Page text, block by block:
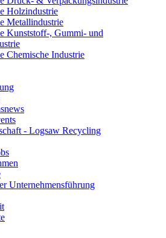
Holzindustrie
Metallindustrie
Kunststoff-, Gummi- und
Chemische Industrie
- Logsaw Recycling
Unternehmensführung